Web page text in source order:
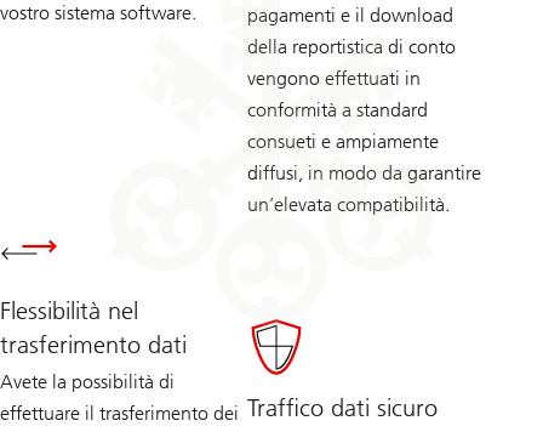
vostro sistema software.
pagamenti e il download
della reportistica di conto
vengono effettuati in
conformità a standard
consueti e ampiamente
diffusi, in modo da garantire
un’elevata compatibilità.
Flessibilità nel
trasferimento dati
Avete la possibilità di
effettuare il trasferimento dei Traffico dati sicuro